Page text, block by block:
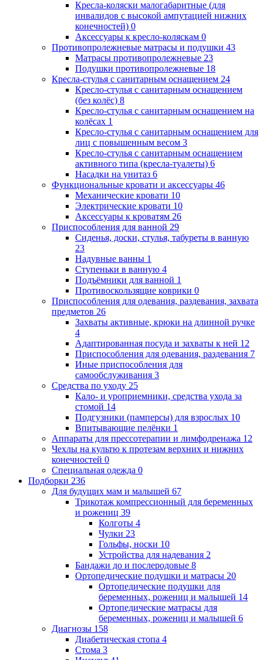
Кресла-коляски малогабаритные (для
инвалидов с высокой ампутацией нижних
конечностей) 0
Аксессуары к кресло-коляскам 0
Противопролежневые матрасы и подушки 43
Матрасы противопролежневые 23
Подушки противопролежневые 18
Кресла-стулья с санитарным оснащением 24
Кресло-стулья с санитарным оснащением
(без колёс) 8
Кресло-стулья с санитарным оснащением на
колёсах 1
Кресло-стулья с санитарным оснащением для
лиц с повышенным весом 3
Кресло-стулья с санитарным оснащением
активного типа (кресла-туалеты) 6
Насадки на унитаз 6
Функциональные кровати и аксессуары 46
Механические кровати 10
Электрические кровати 10
Аксессуары к кроватям 26
Приспособления для ванной 29
Сиденья, доски, стулья, табуреты в ванную
23
Надувные ванны 1
Ступеньки в ванную 4
Подъёмники для ванной 1
Противоскользящие коврики 0
Приспособления для одевания, раздевания, захвата
предметов 26
Захваты активные, крюки на длинной ручке
4
Адаптированная посуда и захваты к ней 12
Приспособления для одевания, раздевания 7
Иные приспособления для
самообслуживания 3
Средства по уходу 25
Кало- и уроприемники, средства ухода за
стомой 14
Подгузники (памперсы) для взрослых 10
Впитывающие пелёнки 1
Аппараты для прессотерапии и лимфодренажа 12
Чехлы на культю к протезам верхних и нижних
конечностей 0
Специальная одежда 0
Подборки 236
Для будущих мам и малышей 67
Трикотаж компрессионный для беременных
и рожениц 39
Колготы 4
Чулки 23
Гольфы, носки 10
Устройства для надевания 2
Бандажи до и послеродовые 8
Ортопедические подушки и матрасы 20
Ортопедические подушки для
беременных, рожениц и малышей 14
Ортопедические матрасы для
беременных, рожениц и малышей 6
Диагнозы 158
Диабетическая стопа 4
Стома 3